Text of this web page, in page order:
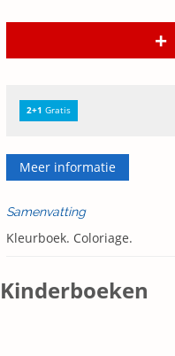
2+1 Gratis
Meer informatie
Samenvatting
Kleurboek. Coloriage.
Kinderboeken